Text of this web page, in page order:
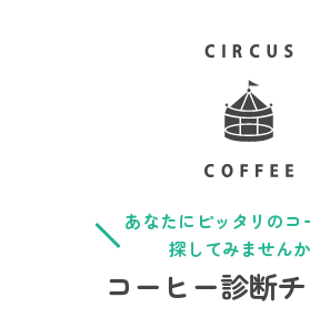
あなたにピッタリのコ
探してみません
コーヒー診断